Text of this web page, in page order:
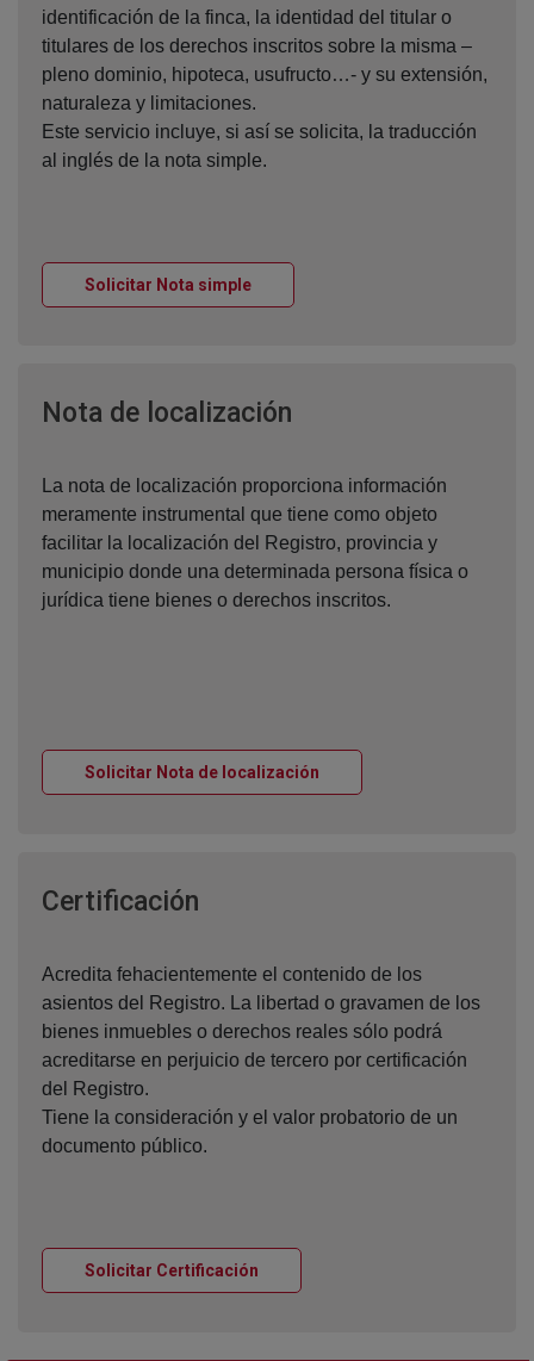
identificación de la finca, la identidad del titular o
titulares de los derechos inscritos sobre la misma –
pleno dominio, hipoteca, usufructo…- y su extensión,
naturaleza y limitaciones.
Este servicio incluye, si así se solicita, la traducción
al inglés de la nota simple.
Solicitar Nota simpleVentana nueva
Nota de localización
La nota de localización proporciona información
meramente instrumental que tiene como objeto
facilitar la localización del Registro, provincia y
municipio donde una determinada persona física o
jurídica tiene bienes o derechos inscritos.
Solicitar Nota de localización
Certificación
Acredita fehacientemente el contenido de los
asientos del Registro. La libertad o gravamen de los
bienes inmuebles o derechos reales sólo podrá
acreditarse en perjuicio de tercero por certificación
del Registro.
Tiene la consideración y el valor probatorio de un
documento público.
Solicitar Certificación